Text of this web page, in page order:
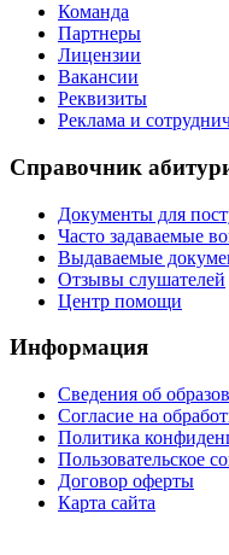
Команда
Партнеры
Лицензии
Вакансии
Реквизиты
Реклама и
Справочник
Документы для
Часто задаваемые
Выдаваемые
Отзывы слушателей
Центр помощи
Информация
Сведения об
Согласие на
Политика
Пользовательское
Договор оферты
Карта сайта